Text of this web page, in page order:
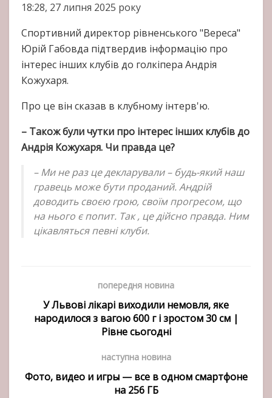
18:28, 27 липня 2025 року
Спортивний директор рівненського "Вереса"
Юрій Габовда підтвердив інформацію про
інтерес інших клубів до голкіпера Андрія
Кожухаря.
Про це він сказав в клубному інтерв'ю.
– Також були чутки про інтерес інших клубів до
Андрія Кожухаря. Чи правда це?
– Ми не раз це декларували – будь-який наш
гравець може бути проданий. Андрій
доводить своєю грою, своїм прогресом, що
на нього є попит. Так , це дійсно правда. Ним
цікавляться певні клуби.
попередня новина
У Львові лікарі виходили немовля, яке
народилося з вагою 600 г і зростом 30 см |
Рівне сьогодні
наступна новина
Фото, видео и игры — все в одном смартфоне
на 256 ГБ